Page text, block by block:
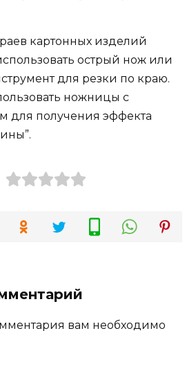
картонных изделий
острый нож или
для резки по краю.
ножницы с
для получения эффекта
вам необходимо